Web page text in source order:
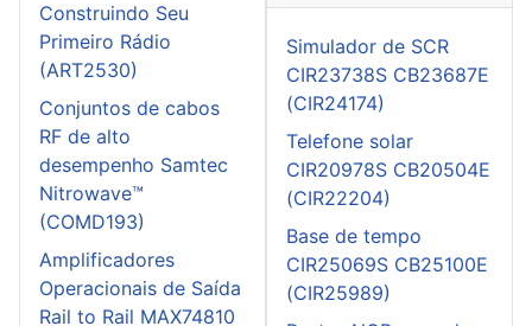
Construindo Seu
Primeiro Rádio
(ART2530)
Conjuntos de cabos
RF de alto
desempenho Samtec
Nitrowave™
(COMD193)
Amplificadores
Operacionais de Saída
Rail to Rail MAX74810
Simulador de SCR
CIR23738S CB23687E
(CIR24174)
Telefone solar
CIR20978S CB20504E
(CIR22204)
Base de tempo
CIR25069S CB25100E
(CIR25989)